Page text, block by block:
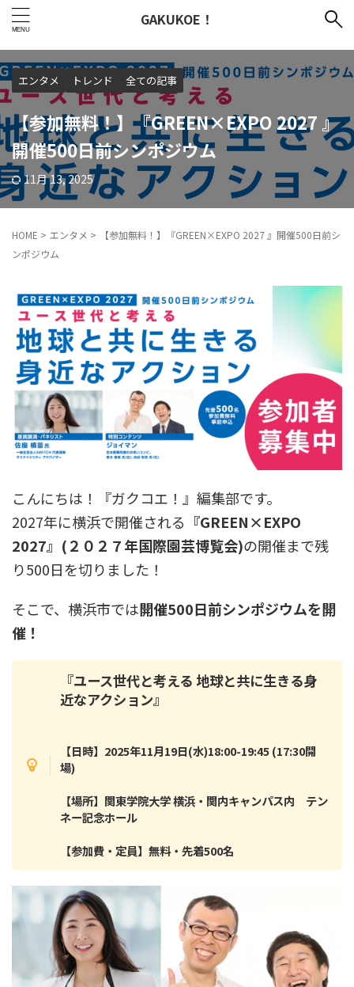
GAKUKOE！
エンタメ トレンド 全ての記事
【参加無料！】『GREEN×EXPO 2027 』
開催500日前シンポジウム
11月 13, 2025
HOME > エンタメ >
【参加無料！】『GREEN×EXPO 2027 』開催500日前シ
ンポジウム
こんにちは！『ガクコエ！』編集部です。
2027年に横浜で開催される 『GREEN×EXPO
2027』(２０２７年国際園芸博覧会)の開催まで残
り500日を切りました！
そこで、横浜市では開催500日前シンポジウムを開
催！
『ユース世代と考える 地球と共に生きる身
近なアクション』
【日時】2025年11月19日(水)18:00-19:45 (17:30開
場)
【場所】関東学院大学 横浜・関内キャンパス内 テン
ネー記念ホール
【参加費・定員】無料・先着500名